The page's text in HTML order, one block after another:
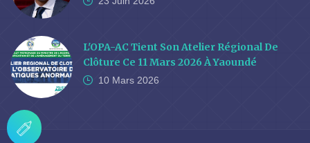
L'OPA-AC Tient Son Atelier Régional De
Clôture Ce 11 Mars 2026 À Yaoundé
10 Mars 2026